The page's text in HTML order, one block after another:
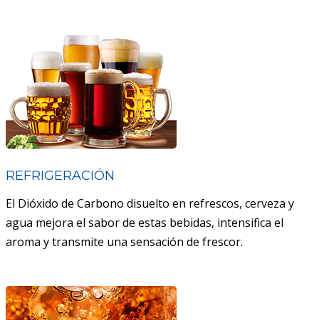
REFRIGERACIÓN
El Dióxido de Carbono disuelto en refrescos, cerveza y
agua mejora el sabor de estas bebidas, intensifica el
aroma y transmite una sensación de frescor.